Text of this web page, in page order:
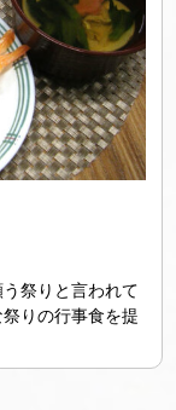
祭りと言われて
りの行事食を提